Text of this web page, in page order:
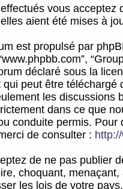
vous acceptez
aient été mises à
est propulsé par
déclaré sous la
qui peut être téléchargé
les discussions
dans ce que
conduite permis.
de consulter :
de ne pas publier
choquant,
les lois de votre